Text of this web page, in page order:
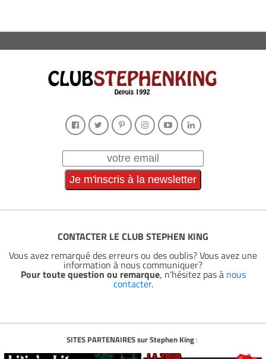
CONTACTER LE CLUB STEPHEN KING
Vous avez remarqué des erreurs ou des oublis? Vous avez une
information à nous communiquer?
Pour toute question ou remarque, n'hésitez pas à nous
contacter.
SITES PARTENAIRES sur Stephen King: